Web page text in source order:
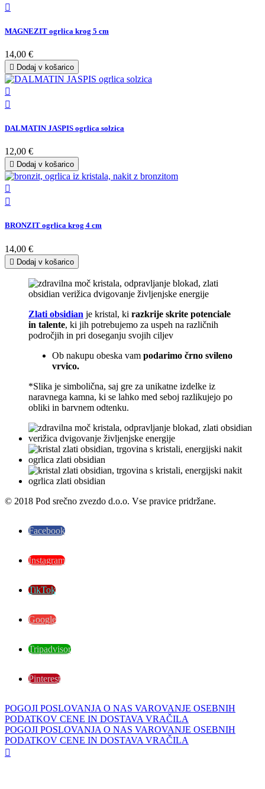

MAGNEZIT ogrlica krog 5 cm
14,00 €
 Dodaj v košarico


DALMATIN JASPIS ogrlica solzica
12,00 €
 Dodaj v košarico


BRONZIT ogrlica krog 4 cm
14,00 €
 Dodaj v košarico
Zlati obsidian je kristal, ki razkrije skrite potenciale
in talente, ki jih potrebujemo za uspeh na različnih
področjih in pri doseganju svojih ciljev
Ob nakupu obeska vam podarimo črno svileno
vrvico.
*Slika je simbolična, saj gre za unikatne izdelke iz
naravnega kamna, ki se lahko med seboj razlikujejo po
obliki in barvnem odtenku.
© 2018 Pod srečno zvezdo d.o.o. Vse pravice pridržane.
Facebook
Instagram
TikTok
Google
Tripadvisor
Pinterest
POGOJI POSLOVANJA O NAS VAROVANJE OSEBNIH
PODATKOV CENE IN DOSTAVA VRAČILA
POGOJI POSLOVANJA O NAS VAROVANJE OSEBNIH
PODATKOV CENE IN DOSTAVA VRAČILA
